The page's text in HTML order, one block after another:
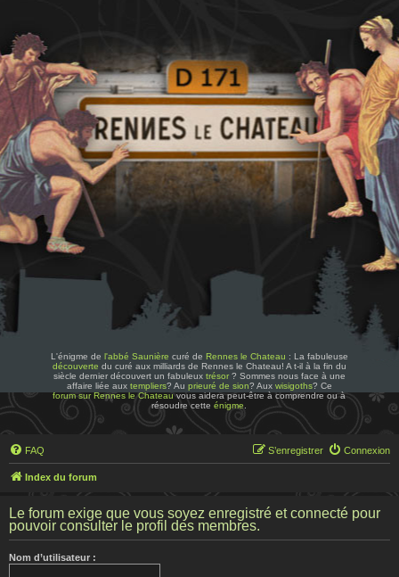
L'énigme de l'abbé Saunière curé de Rennes le Chateau : La fabuleuse
découverte du curé aux milliards de Rennes le Chateau! A t-il à la fin du
siècle dernier découvert un fabuleux trésor? Sommes nous face à une
affaire liée aux templiers? Au prieuré de sion? Aux wisigoths? Ce
forum sur Rennes le Chateauvous aidera peut-être à comprendre ou à
résoudre cetteénigme
FAQ Connexion
S’enregistrer
Index du forum
Le forum exige que vous soyez enregistré et connecté pour
pouvoir consulter le profil des membres.
Nom d’utilisateur :